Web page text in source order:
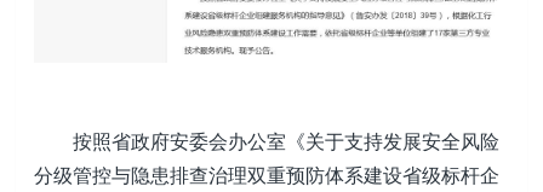
按照省政府安委会办公室《关于支持发展安全风险
分级管控与隐患排查治理双重预防体系建设省级标杆企